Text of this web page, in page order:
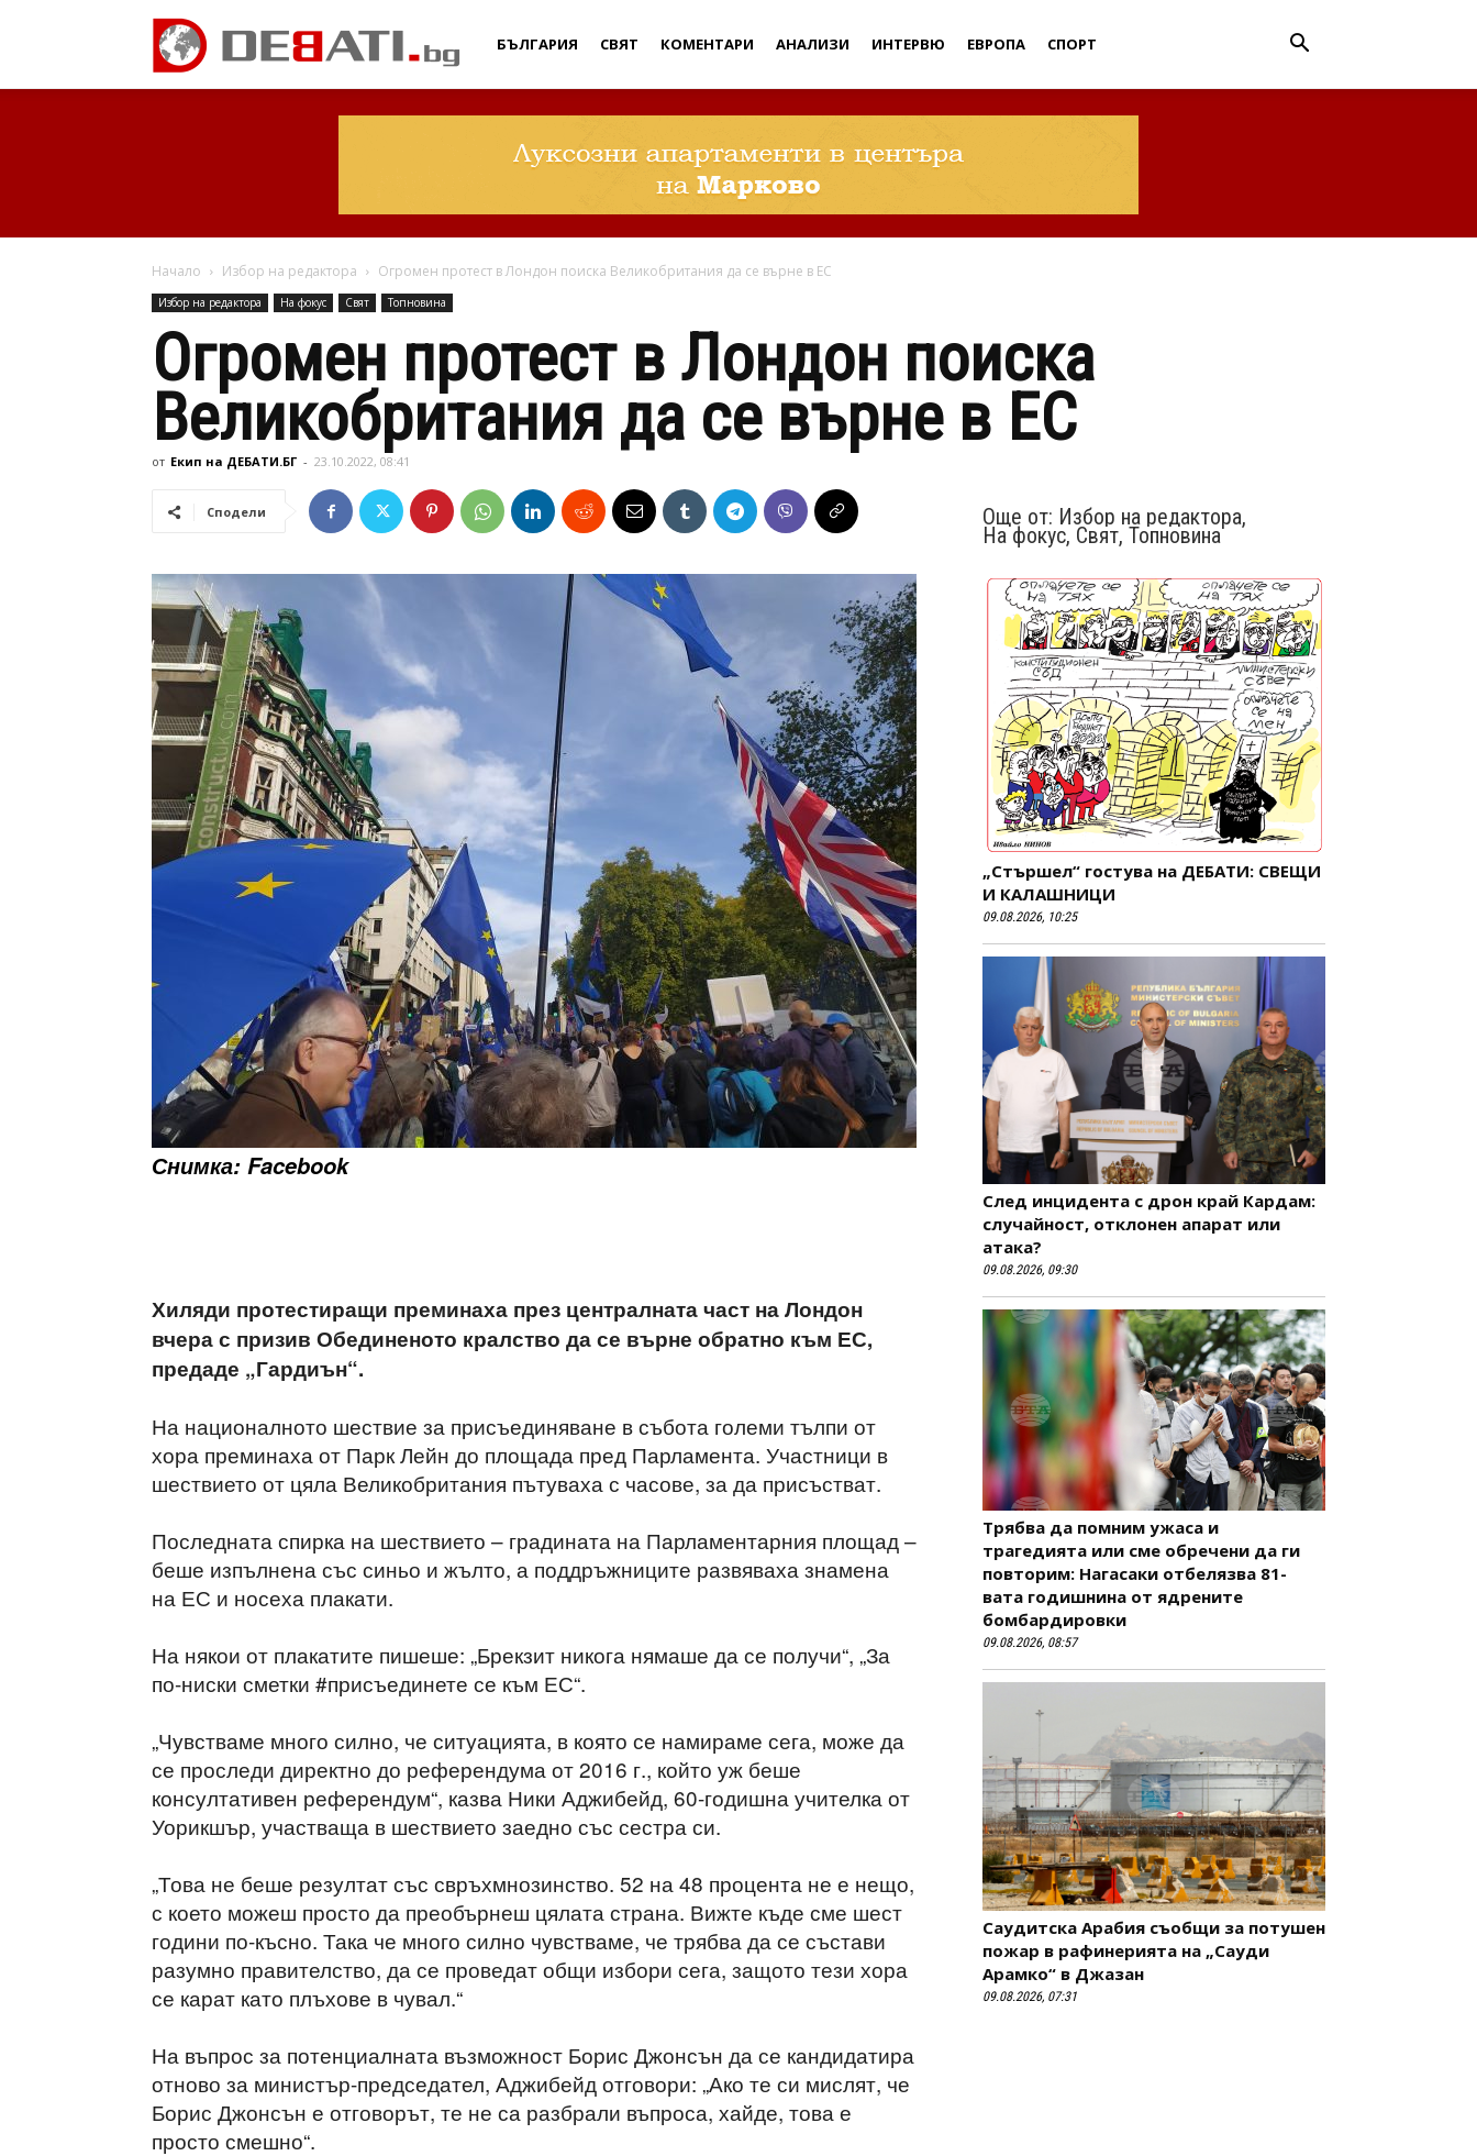
Дебати
БЪЛГАРИЯ СВЯТ КОМЕНТАРИ АНАЛИЗИ ИНТЕРВЮ ЕВРОПА СПОРТ
Начало Избор на редактора Огромен протест в Лондон поиска Великобритания да се върне в ЕС
Избор на редактора На фокус Свят Топновина
Огромен протест в Лондон поиска
Великобритания да се върне в ЕС
от Екип на ДЕБАТИ.БГ - 23.10.2022, 08:41
Сподели
Снимка: Facebook
Хиляди протестиращи преминаха през централната част на Лондон
вчера с призив Обединеното кралство да се върне обратно към ЕС,
предаде „Гардиън“.
На националното шествие за присъединяване в събота големи тълпи от
хора преминаха от Парк Лейн до площада пред Парламента. Участници в
шествието от цяла Великобритания пътуваха с часове, за да присъстват.
Последната спирка на шествието – градината на Парламентарния площад –
беше изпълнена със синьо и жълто, а поддръжниците развяваха знамена
на ЕС и носеха плакати.
На някои от плакатите пишеше: „Брекзит никога нямаше да се получи“, „За
по-ниски сметки #присъединете се към ЕС“.
„Чувстваме много силно, че ситуацията, в която се намираме сега, може да
се проследи директно до референдума от 2016 г., който уж беше
консултативен референдум“, казва Ники Аджибейд, 60-годишна учителка от
Уорикшър, участваща в шествието заедно със сестра си.
„Това не беше резултат със свръхмнозинство. 52 на 48 процента не е нещо,
с което можеш просто да преобърнеш цялата страна. Вижте къде сме шест
години по-късно. Така че много силно чувстваме, че трябва да се състави
разумно правителство, да се проведат общи избори сега, защото тези хора
се карат като плъхове в чувал.“
На въпрос за потенциалната възможност Борис Джонсън да се кандидатира
отново за министър-председател, Аджибейд отговори: „Ако те си мислят, че
Борис Джонсън е отговорът, те не са разбрали въпроса, хайде, това е
просто смешно“.
Още от: Избор на редактора,
На фокус, Свят, Топновина
„Стършел“ гостува на ДЕБАТИ: СВЕЩИ
И КАЛАШНИЦИ
09.08.2026, 10:25
След инцидента с дрон край Кардам:
случайност, отклонен апарат или
атака?
09.08.2026, 09:30
Трябва да помним ужаса и
трагедията или сме обречени да ги
повторим: Нагасаки отбелязва 81-
вата годишнина от ядрените
бомбардировки
09.08.2026, 08:57
Саудитска Арабия съобщи за потушен
пожар в рафинерията на „Сауди
Арамко“ в Джазан
09.08.2026, 07:31